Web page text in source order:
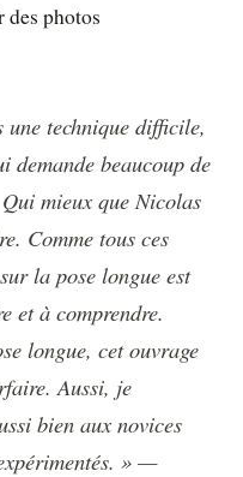
des photos
une technique difficile,
demande beaucoup de
mieux que Nicolas
Comme tous ces
la pose longue est
et à comprendre.
longue, cet ouvrage
Aussi, je
bien aux novices
» —